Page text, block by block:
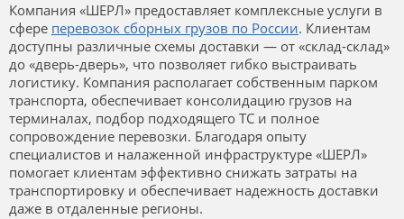
Компания «ШЕРЛ» предоставляет комплексные услуги в
сфере перевозок сборных грузов по России. Клиентам
доступны различные схемы доставки — от «склад-склад»
до «дверь-дверь», что позволяет гибко выстраивать
логистику. Компания располагает собственным парком
транспорта, обеспечивает консолидацию грузов на
терминалах, подбор подходящего ТС и полное
сопровождение перевозки. Благодаря опыту
специалистов и налаженной инфраструктуре «ШЕРЛ»
помогает клиентам эффективно снижать затраты на
транспортировку и обеспечивает надежность доставки
даже в отдаленные регионы.